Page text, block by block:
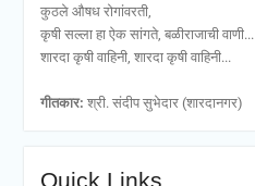
कुठले औषध रोगांवरती,
कृषी सल्ला हा ऐक सांगते, बळीराजाची वाणी...
शारदा कृषी वाहिनी, शारदा कृषी वाहिनी...
गीतकार: श्री. संदीप सुभेदार (शारदानगर)
Quick Links